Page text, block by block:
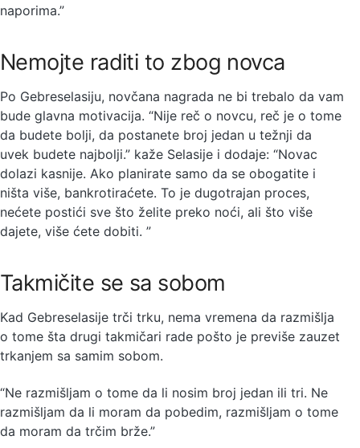
naporima.”
Nemojte raditi to zbog novca
Po Gebreselasiju, novčana nagrada ne bi trebalo da vam
bude glavna motivacija. “Nije reč o novcu, reč je o tome
da budete bolji, da postanete broj jedan u težnji da
uvek budete najbolji.” kaže Selasije i dodaje: “Novac
dolazi kasnije. Ako planirate samo da se obogatite i
ništa više, bankrotiraćete. To je dugotrajan proces,
nećete postići sve što želite preko noći, ali što više
dajete, više ćete dobiti. ”
Takmičite se sa sobom
Kad Gebreselasije trči trku, nema vremena da razmišlja
o tome šta drugi takmičari rade pošto je previše zauzet
trkanjem sa samim sobom.
“Ne razmišljam o tome da li nosim broj jedan ili tri. Ne
razmišljam da li moram da pobedim, razmišljam o tome
da moram da trčim brže.”